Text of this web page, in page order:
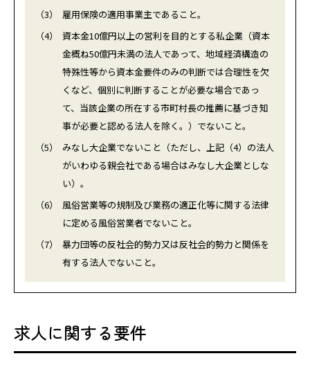
（3）
雇用保険の適用事業主であること。
（4）
資本金10億円以上の営利を目的とする私企業（資本
金概ね50億円未満の法人であって、地域経済構造の
特殊性等から資本金要件のみの判断では合理性を欠
くなど、個別に判断することが必要な場合であっ
て、当該企業の所在する市町村長の推薦に基づき知
事が必要と認める法人を除く。）でないこと。
（5）
みなし大企業でないこと（ただし、上記（4）の法人
がいわゆる親会社である場合はみなし大企業としな
い）。
（6）
風俗営業等の規制及び業務の適正化等に関する法律
に定める風俗営業者でないこと。
（7）
暴力団等の反社会的勢力又は反社会的勢力と関係を
有する法人でないこと。
求人に関する要件